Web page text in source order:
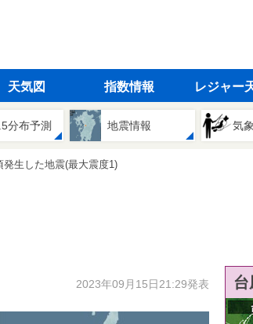
天気図 指数情報 レジャー
分布予測 地震情報 気
発生した地震(最大震度1)
2023年09月15日21:29発表